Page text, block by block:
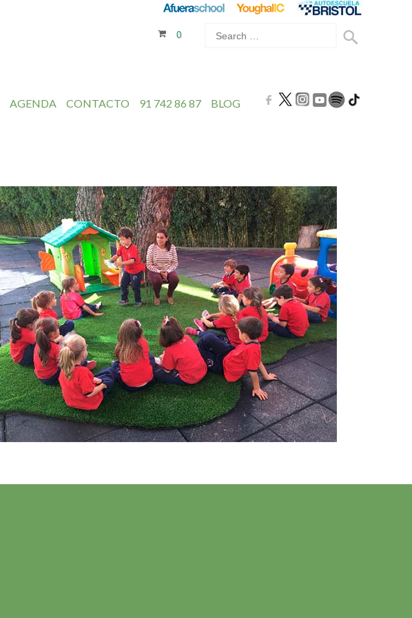
0
AGENDA CONTACTO 91 742 86 87 BLOG